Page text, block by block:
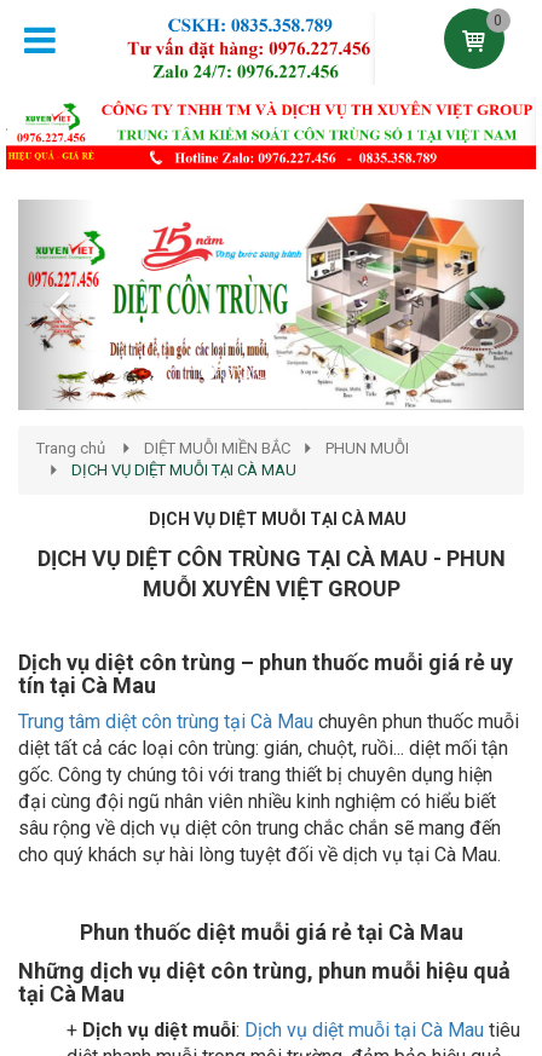
0
DIỆT MUỖI MIỀN BẮC
PHUN MUỖI
DỊCH VỤ DIỆT MUỖI TẠI CÀ MAU
DỊCH VỤ DIỆT MUỖI TẠI CÀ MAU
DỊCH VỤ DIỆT CÔN TRÙNG TẠI CÀ MAU - PHUN
MUỖI XUYÊN VIỆT GROUP
Dịch vụ diệt côn trùng – phun thuốc muỗi giá rẻ uy
tín tại Cà Mau
Trung tâm diệt côn trùng tại Cà Mau
chuyên phun thuốc muỗi
diệt tất cả các loại côn trùng: gián, chuột, ruồi... diệt mối tận
gốc. Công ty chúng tôi với trang thiết bị chuyên dụng hiện
đại cùng đội ngũ nhân viên nhiều kinh nghiệm có hiểu biết
sâu rộng về dịch vụ diệt côn trung chắc chắn sẽ mang đến
cho quý khách sự hài lòng tuyệt đối về dịch vụ tại Cà Mau.
Phun thuốc diệt muỗi giá rẻ tại Cà Mau
Những dịch vụ diệt côn trùng, phun muỗi hiệu quả
tại Cà Mau
Dịch vụ diệt muỗi Dịch vụ diệt muỗi tại Cà Mau
tiêu
diệt nhanh muỗi trong môi trường, đảm bảo hiệu quả.